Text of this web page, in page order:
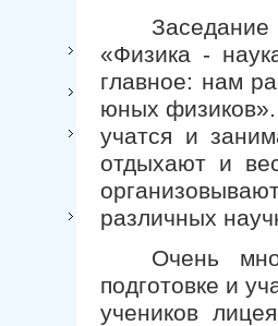
«Физика -
главное: нам
юных физиков».
учатся и
отдыхают и
различных
Очень
подготовке и
учеников